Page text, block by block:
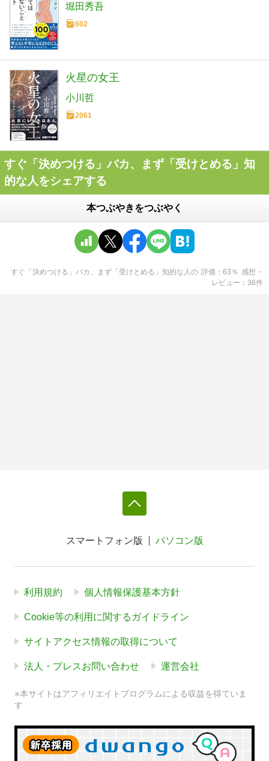
堀田秀吾
602
火星の女王
小川哲
2061
すぐ「決めつける」バカ、まず「受けとめる」知
的な人をシェアする
本つぶやきをつぶやく
すぐ「決めつける」バカ、まず「受けとめる」知的な人の 評価 63 ％ 感想・
レビュー
36件
スマートフォン版 パソコン版
利用規約 個人情報保護基本方針
Cookie等の利用に関するガイドライン
サイトアクセス情報の取得について
法人・プレスお問い合わせ 運営会社
※本サイトはアフィリエイトプログラムによる収益を得ていま
す